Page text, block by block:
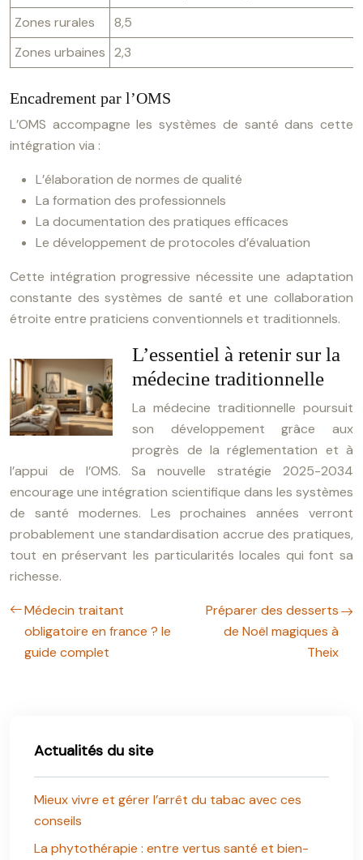
Zones rurales
8,5
Zones urbaines 2,3
Encadrement par l’OMS
L’OMS accompagne les systèmes de santé dans cette
intégration via :
L’élaboration de normes de qualité
La formation des professionnels
La documentation des pratiques efficaces
Le développement de protocoles d’évaluation
Cette intégration progressive nécessite une adaptation
constante des systèmes de santé et une collaboration
étroite entre praticiens conventionnels et traditionnels.
L’essentiel à retenir sur la
médecine traditionnelle
La médecine traditionnelle poursuit
son développement grâce aux
progrès de la réglementation et à
l’appui de l’OMS. Sa nouvelle stratégie 2025-2034
encourage une intégration scientifique dans les systèmes
de santé modernes. Les prochaines années verront
probablement une standardisation accrue des pratiques,
tout en préservant les particularités locales qui font sa
richesse.
Médecin traitant
obligatoire en france ? le
guide complet
Préparer des desserts
de Noël magiques à
Theix
Actualités du site
Mieux vivre et gérer l’arrêt du tabac avec ces
conseils
La phytothérapie : entre vertus santé et bien-